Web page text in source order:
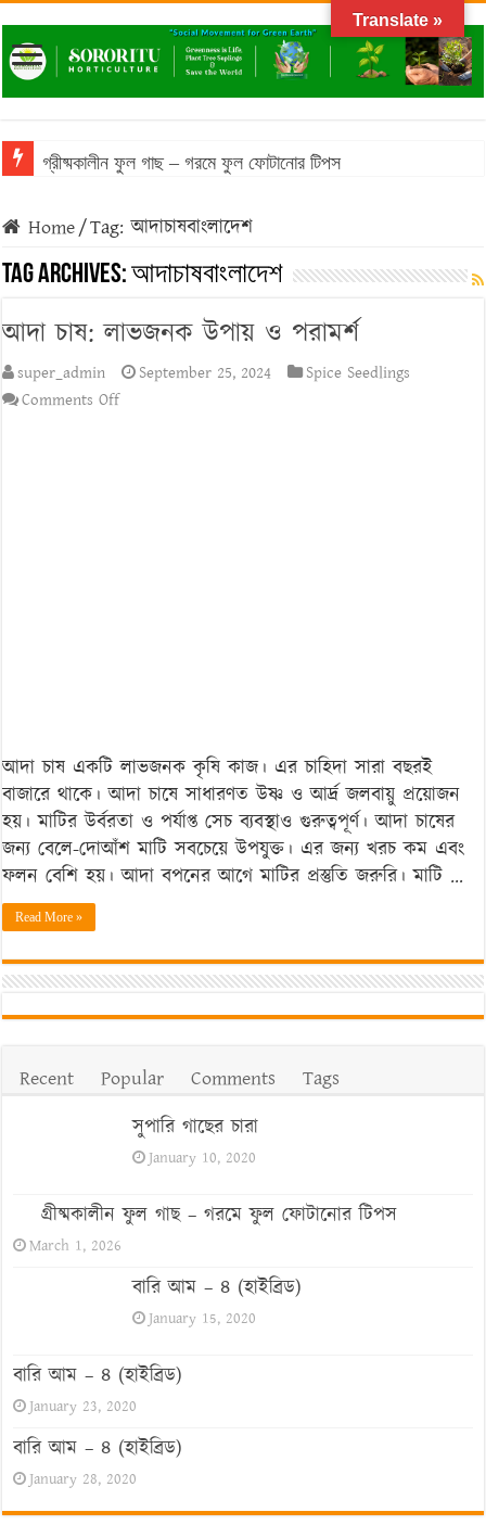
গ্রীষ্মকালীন ফুল গাছ – গরমে ফুল ফোটানোর টিপস
বনজ গাছ রোপণের সময় ও নিয়ম
Home/Tag:আদাচাষবাংলাদেশ
Tag Archives:আদাচাষবাংলাদেশ
আদা চাষ: লাভজনক উপায় ও পরামর্শ
super_admin September 25, 2024
Spice Seedlings
Comments Offon
আদা চাষ একটি লাভজনক কৃষি কাজ। এর চাহিদা সারা বছরই
বাজারে থাকে। আদা চাষে সাধারণত উষ্ণ ও আর্দ্র জলবায়ু প্রয়োজন
হয়। মাটির উর্বরতা ও পর্যাপ্ত সেচ ব্যবস্থাও গুরুত্বপূর্ণ। আদা চাষের
জন্য বেলে-দোআঁশ মাটি সবচেয়ে উপযুক্ত। এর জন্য খরচ কম এবং
ফলন বেশি হয়। আদা বপনের আগে মাটির প্রস্তুতি জরুরি। মাটি …
Read More »
Recent Popular Comments
Tags
সুপারি গাছের চারা
January 10, 2020
গ্রীষ্মকালীন ফুল গাছ – গরমে ফুল ফোটানোর টিপস
March 1, 2026
বারি আম – ৪ (হাইব্রিড)
January 15, 2020
বারি আম – ৪ (হাইব্রিড)
January 23, 2020
বারি আম – ৪ (হাইব্রিড)
January 28, 2020
Translate »